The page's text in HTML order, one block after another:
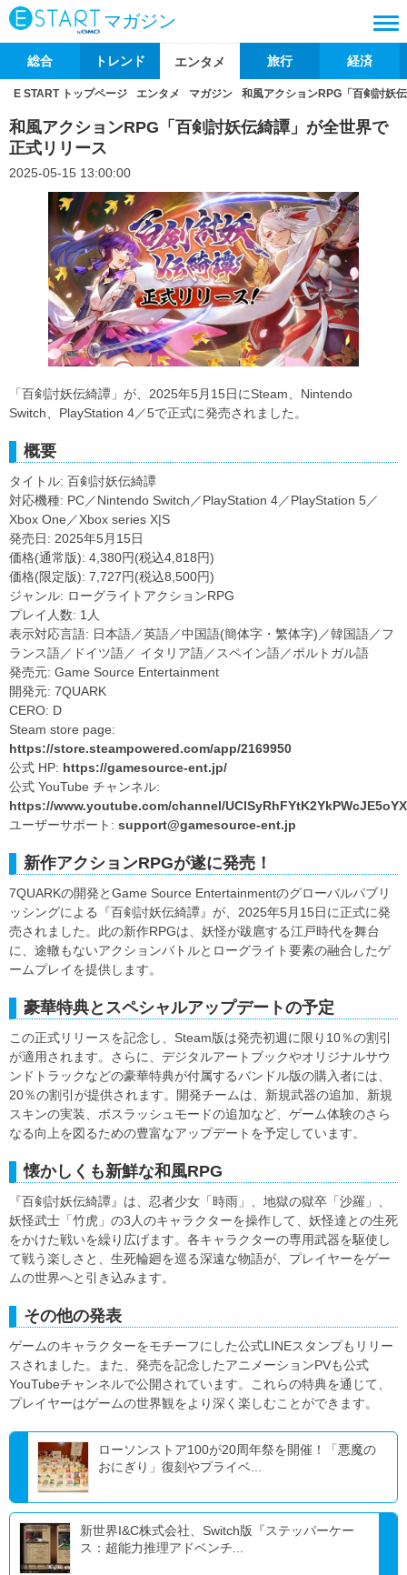
マガジン
総合 トレンド エンタメ 旅行 経済
E START トップページ エンタメ マガジン 和風アクションRPG「百剣討妖
和風アクションRPG「百剣討妖伝綺譚」が全世界で
正式リリース
2025-05-15 13:00:00
「百剣討妖伝綺譚」が、2025年5月15日にSteam、Nintendo
Switch、PlayStation 4／5で正式に発売されました。
概要
タイトル: 百剣討妖伝綺譚
対応機種: PC／Nintendo Switch／PlayStation 4／PlayStation 5／
Xbox One／Xbox series X|S
発売日: 2025年5月15日
価格(通常版): 4,380円(税込4,818円)
価格(限定版): 7,727円(税込8,500円)
ジャンル: ローグライトアクションRPG
プレイ人数: 1人
表示対応言語: 日本語／英語／中国語(簡体字・繁体字)／韓国語／フ
ランス語／ドイツ語／ イタリア語／スペイン語／ポルトガル語
発売元: Game Source Entertainment
開発元: 7QUARK
CERO: D
Steam store page:
https://store.steampowered.com/app/2169950
公式 HP: https://gamesource-ent.jp/
公式 YouTube チャンネル:
https://www.youtube.com/channel/
ユーザーサポート: support@gamesource-ent.jp
新作アクションRPGが遂に発売！
7QUARKの開発とGame Source Entertainmentのグローバルパブリ
ッシングによる『百剣討妖伝綺譚』が、2025年5月15日に正式に発
売されました。此の新作RPGは、妖怪が跋扈する江戸時代を舞台
に、途轍もないアクションバトルとローグライト要素の融合したゲ
ームプレイを提供します。
豪華特典とスペシャルアップデートの予定
この正式リリースを記念し、Steam版は発売初週に限り10％の割引
が適用されます。さらに、デジタルアートブックやオリジナルサウ
ンドトラックなどの豪華特典が付属するバンドル版の購入者には、
20％の割引が提供されます。開発チームは、新規武器の追加、新規
スキンの実装、ボスラッシュモードの追加など、ゲーム体験のさら
なる向上を図るための豊富なアップデートを予定しています。
懐かしくも新鮮な和風RPG
『百剣討妖伝綺譚』は、忍者少女「時雨」、地獄の獄卒「沙羅」、
妖怪武士「竹虎」の3人のキャラクターを操作して、妖怪達との生死
をかけた戦いを繰り広げます。各キャラクターの専用武器を駆使し
て戦う楽しさと、生死輪廻を巡る深遠な物語が、プレイヤーをゲー
ムの世界へと引き込みます。
その他の発表
ゲームのキャラクターをモチーフにした公式LINEスタンプもリリー
スされました。また、発売を記念したアニメーションPVも公式
YouTubeチャンネルで公開されています。これらの特典を通じて、
プレイヤーはゲームの世界観をより深く楽しむことができます。
ローソンストア100が20周年祭を開催！「悪魔の
おにぎり」復刻やプライベ...
新世界I&C株式会社、Switch版『ステッパーケー
ス：超能力推理アドベンチ...